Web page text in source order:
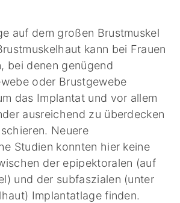
auf dem großen Brustmuskel
kann bei Frauen
bei denen genügend
oder Brustgewebe
das Implantat und vor allem
ausreichend zu überdecken
Neuere
Studien konnten hier keine
der epipektoralen (auf
und der subfaszialen (unter
Implantatlage finden.